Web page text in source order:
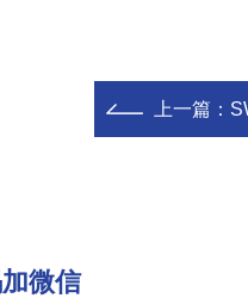
上一篇：
微信